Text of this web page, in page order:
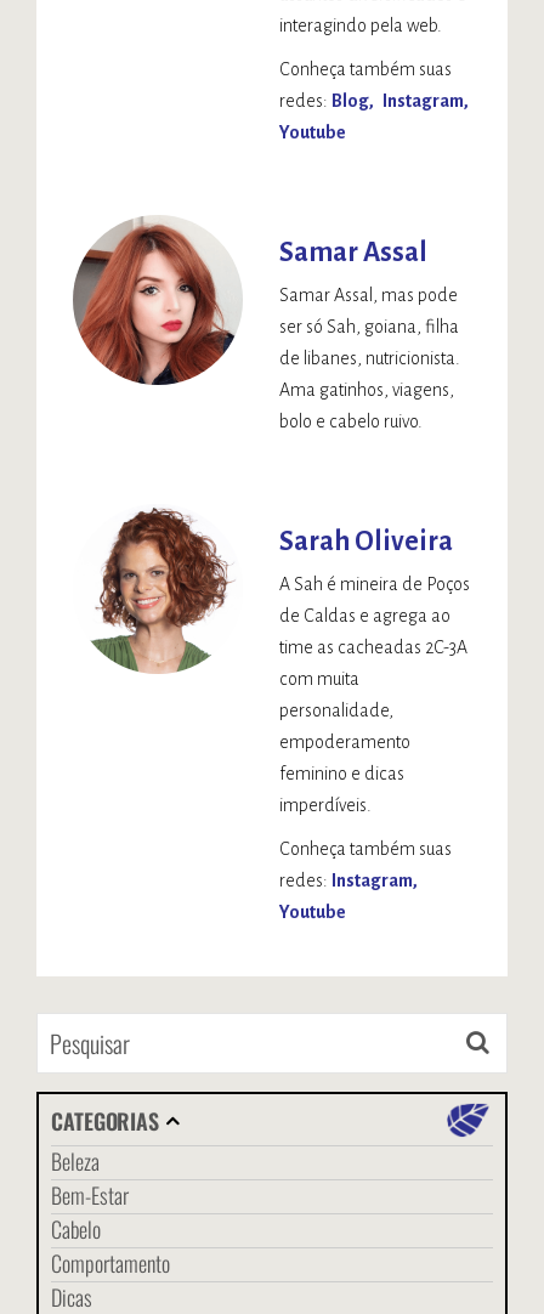
interagindo pela web.
Conheça também suas
redes: Blog
Instagram
Youtube
Samar Assal
Samar Assal, mas pode
ser só Sah, goiana, filha
de libanes, nutricionista.
Ama gatinhos, viagens,
bolo e cabelo ruivo.
Sarah Oliveira
A Sah é mineira de Poços
de Caldas e agrega ao
time as cacheadas 2C-3A
com muita
personalidade,
empoderamento
feminino e dicas
imperdíveis.
Conheça também suas
redes: Instagram
Youtube
CATEGORIAS
Beleza
Bem-Estar
Cabelo
Comportamento
Dicas